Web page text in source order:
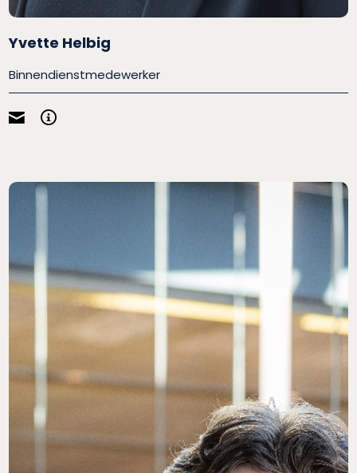
Yvette Helbig
Binnendienstmedewerker